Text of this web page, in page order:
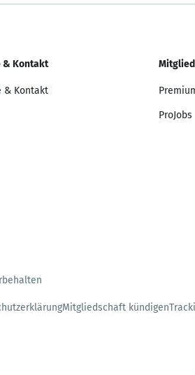
& Kontakt
& Kontakt
ProJobs
Mitgliedschaft kündigen